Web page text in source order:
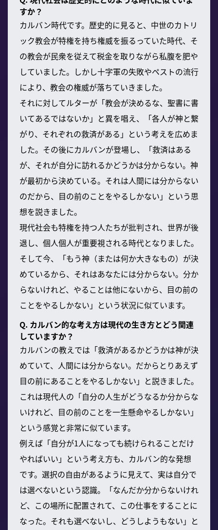
すか？
カルバン時代です。歴史的に見ると、中世のカトリ
ック教会が特権を持ち権威を振るっていた時代、そ
の教会が民衆を従えて税金を取りながら私腹を肥や
していました。しかし十字軍の失敗やペストの流行
により、教会の権威が落ちていきました。
それに対してルターが「教会が決めるな、聖書に書
いてあるではないか」と異を唱え、「各人が神と繋
がり、それぞれの救済がある」という考えを広めま
した。その後にカルバンが登場し、「救済はある
が、それが自分に訪れるかどうかは分からない。神
が最初から決めている。それは人間には分からない
のだから、目の前のことをやるしかない」という思
想を説きました。
現代社会も特権を持つ人たちが批判され、世界が後
退し、個人個人が重要視される時代となりました。
そして今、「もう神（または何か大きなもの）が決
めているから、それはあなたには分からない。分か
らないけれど、やることは他にないから、目の前の
ことをやるしかない」という状況に似ています。
Q. カルバン的な考え方は現代の生き方とどう関連
していますか？
カルバンの教えでは「救済があるかどうかは神が決
めていて、人間には分からない。だからとりあえず
目の前にあることをやるしかない」と説きました。
これは現代人の「自分の人生がどうなるか分からな
いけれど、目の前のことを一生懸命やるしかない」
という感覚と非常に似ています。
例えば「自分が1人になっても続けられることだけ
やればいい」という考え方も、カルバン的な発想
です。選択の自由があるように見えて、実は自分で
は選べないという認識。「なんだか分からないけれ
ど、この場所に配置されて、この仕事をすることに
なった。それも選べないし、どうしようもない」と